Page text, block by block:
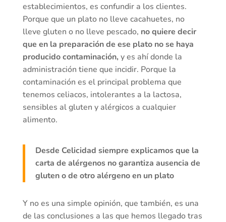
establecimientos, es confundir a los clientes.
Porque que un plato no lleve cacahuetes, no
lleve gluten o no lleve pescado, no quiere decir
que en la preparación de ese plato no se haya
producido contaminación, y es ahí donde la
administración tiene que incidir. Porque la
contaminación es el principal problema que
tenemos celiacos, intolerantes a la lactosa,
sensibles al gluten y alérgicos a cualquier
alimento.
Desde Celicidad siempre explicamos que la
carta de alérgenos no garantiza ausencia de
gluten o de otro alérgeno en un plato
Y no es una simple opinión, que también, es una
de las conclusiones a las que hemos llegado tras